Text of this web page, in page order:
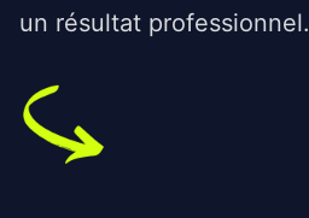
un résultat professionnel.